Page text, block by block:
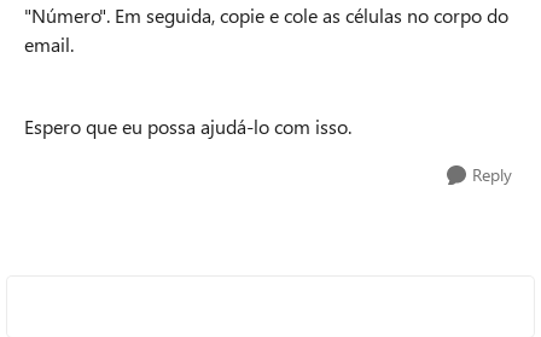
"Número". Em seguida, copie e cole as células no corpo do
email.
Espero que eu possa ajudá-lo com isso.
Reply